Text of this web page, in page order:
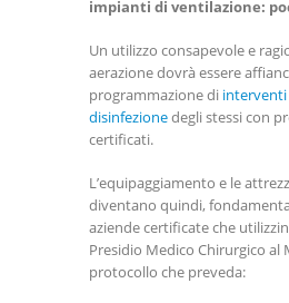
impianti di ventilazione:
Un utilizzo consapevole e
aerazione dovrà essere
programmazione di interventi
disinfezionedegli stessi con
certificati.
L’equipaggiamento e le
diventano quindi,
aziende certificate che
Presidio Medico Chirurgico al
protocollo che preveda: